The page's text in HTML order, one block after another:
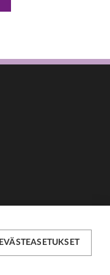
EVÄSTEASETUKSET